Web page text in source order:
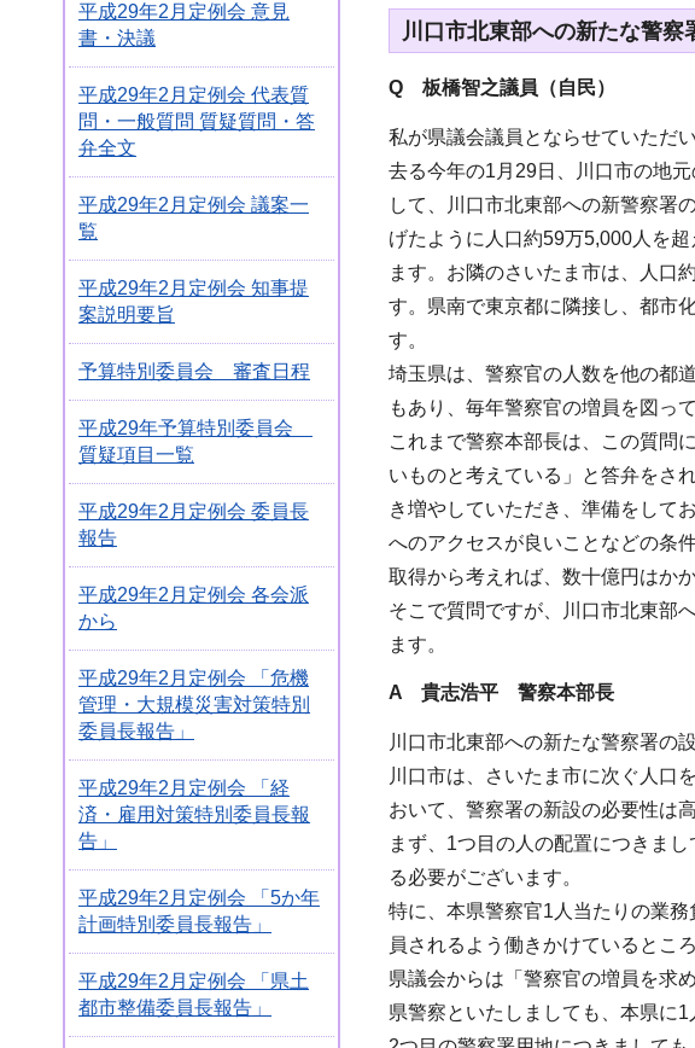
平成29年2月定例会 意見
書・決議
平成29年2月定例会 代表質
問・一般質問 質疑質問・答
弁全文
平成29年2月定例会 議案一
覧
平成29年2月定例会 知事提
案説明要旨
予算特別委員会 審査日程
平成29年予算特別委員会
質疑項目一覧
平成29年2月定例会 委員長
報告
平成29年2月定例会 各会派
から
平成29年2月定例会 「危機
管理・大規模災害対策特別
委員長報告」
平成29年2月定例会 「経
済・雇用対策特別委員長報
告」
平成29年2月定例会 「5か年
計画特別委員長報告」
平成29年2月定例会 「県土
都市整備委員長報告」
川口市北東部への新たな警察
Q 板橋智之議員（自民）
私が県議会議員とならせていただ
去る今年の1月29日、川口市の地
して、川口市北東部への新警察署
げたように人口約59万5,000人を
ます。お隣のさいたま市は、人口
す。県南で東京都に隣接し、都市
す。
埼玉県は、警察官の人数を他の都
もあり、毎年警察官の増員を図っ
これまで警察本部長は、この質問
いものと考えている」と答弁をさ
き増やしていただき、準備をして
へのアクセスが良いことなどの条
取得から考えれば、数十億円はか
そこで質問ですが、川口市北東部
ます。
A 貴志浩平 警察本部長
川口市北東部への新たな警察署の
川口市は、さいたま市に次ぐ人口
おいて、警察署の新設の必要性は
まず、1つ目の人の配置につきま
る必要がございます。
特に、本県警察官1人当たりの業
員されるよう働きかけているとこ
県議会からは「警察官の増員を求
県警察といたしましても、本県に